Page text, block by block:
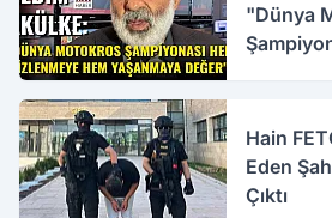
"Dünya
Hain
Eden
Çıktı